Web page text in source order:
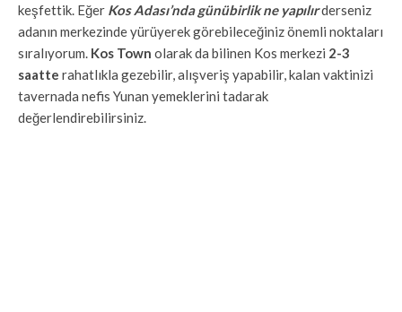
keşfettik. Eğer Kos Adası’nda günübirlik ne yapılırderseniz
adanın merkezinde yürüyerek görebileceğiniz önemli noktaları
sıralıyorum. Kos Town olarak da bilinen Kos merkezi 2-3
saatte rahatlıkla gezebilir, alışveriş yapabilir, kalan vaktinizi
tavernada nefis Yunan yemeklerini tadarak
değerlendirebilirsiniz.